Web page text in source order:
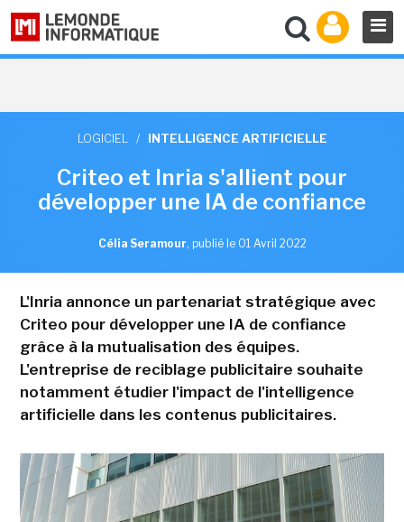
LOGICIEL / INTELLIGENCE ARTIFICIELLE
Criteo et Inria s'allient pour
développer une IA de confiance
Célia Seramour, publié le 01 Avril 2022
L'Inria annonce un partenariat stratégique avec
Criteo pour développer une IA de confiance
grâce à la mutualisation des équipes.
L'entreprise de reciblage publicitaire souhaite
notamment étudier l'impact de l'intelligence
artificielle dans les contenus publicitaires.